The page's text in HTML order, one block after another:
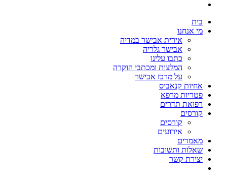
בית
מי אנחנו
אירית אבישר במדיה
אבישר גלריה
כתבו עלינו
המלצות ומכתבי הוקרה
על מרכז אבישר
אחיות קנאביס
פטריות מרפא
רפואת תדרים
קורסים
קורסים
אירועים
מאמרים
שאלות ותשובות
יצירת קשר